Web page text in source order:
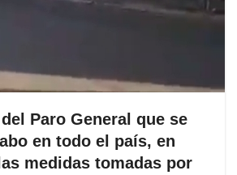
Paro General que se
en todo el país, en
medidas tomadas por